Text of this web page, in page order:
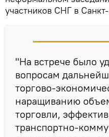
участников СНГ в
"На встрече было
вопросам
торгово-
наращиванию
торговли,
транспортно-